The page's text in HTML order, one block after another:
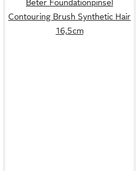
Beter Foundationpinsel
Contouring Brush Synthetic Hair
16,5cm